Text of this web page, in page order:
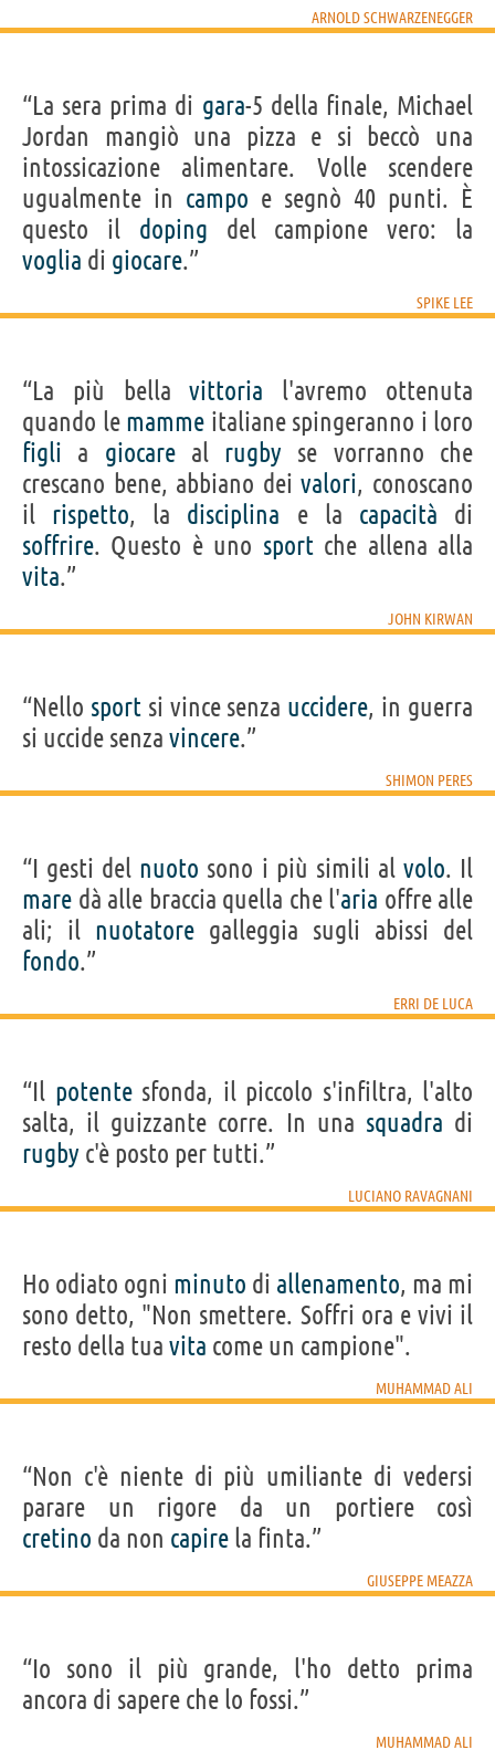
ARNOLD SCHWARZENEGGER
“La sera prima di gara-5 della finale, Michael
Jordan mangiò una pizza e si beccò una
intossicazione alimentare. Volle scendere
ugualmente in campo e segnò 40 punti. È
questo il doping del campione vero: la
voglia di giocare.”
SPIKE LEE
“La più bellavittoria l'avremo ottenuta
quando le mamme italiane spingeranno i loro
figli a giocareal rugby se vorranno che
crescano bene, abbiano deivalori, conoscano
il rispetto, la disciplina e la capacità di
soffrire. Questo è uno sportche allena alla
vita.”
JOHN KIRWAN
“Nello sportsi vince senza uccidere, in guerra
si uccide senza vincere.”
SHIMON PERES
“I gesti del nuoto sono i più simili al volo. Il
mare dà alle braccia quella che l'aria offre alle
ali; il nuotatore galleggia sugli abissi del
fondo.”
ERRI DE LUCA
“Il potentesfonda, il piccolo s'infiltra, l'alto
salta, il guizzante corre. In una squadra di
rugby c'è posto per tutti.”
LUCIANO RAVAGNANI
Ho odiato ogni minuto di allenamento, ma mi
sono detto, "Non smettere. Soffri ora e vivi il
resto della tua vita come un campione".
MUHAMMAD ALI
“Non c'è niente di più umiliante di vedersi
parare un rigore da un portiere così
cretino da non capire la finta.”
GIUSEPPE MEAZZA
“Io sono il più grande, l'ho detto prima
ancora di sapere che lo fossi.”
MUHAMMAD ALI